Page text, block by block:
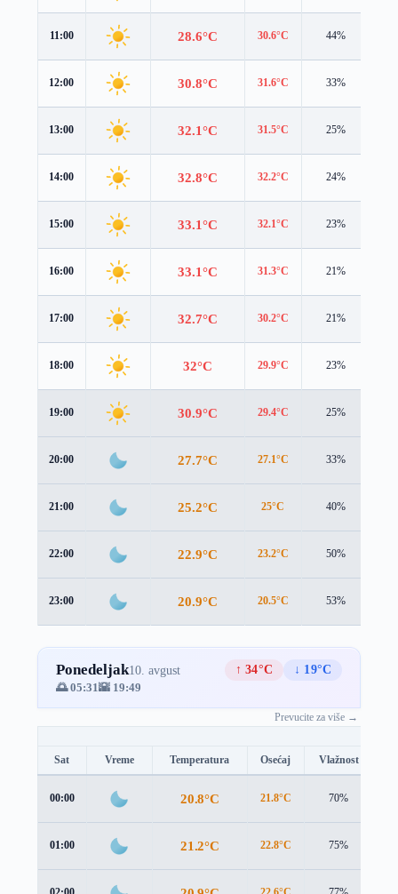
11:00 28.6°C 30.6°C 44%
12:00 30.8°C 31.6°C 33%
13:00 32.1°C 31.5°C 25%
14:00 32.8°C 32.2°C 24%
15:00 33.1°C 32.1°C 23%
16:00 33.1°C 31.3°C 21%
17:00 32.7°C 30.2°C 21%
18:00 32°C 29.9°C 23%
19:00 30.9°C 29.4°C 25%
20:00 27.7°C 27.1°C 33%
21:00 25.2°C 25°C 40%
22:00 22.9°C 23.2°C 50%
23:00 20.9°C 20.5°C 53%
Ponedeljak10. avgust ↑ 34°C
↓ 19°C
🌅 05:31🌇 19:49
Prevucite za više →
Sat Vreme Temperatura Osećaj Vlažnost
00:00 20.8°C 21.8°C 70%
01:00 21.2°C 22.8°C 75%